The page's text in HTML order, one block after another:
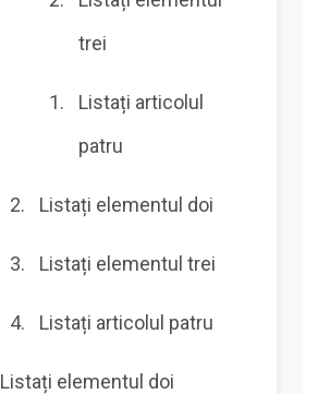
trei
Listați articolul
patru
Listați elementul doi
Listați elementul trei
Listați articolul patru
Listați elementul doi